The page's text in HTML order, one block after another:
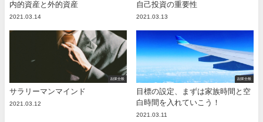
内的資産と外的資産
2021.03.14
自己投資の重要性
2021.03.13
副業全般
サラリーマンマインド
2021.03.12
副業全般
目標の設定、まずは家族時間と空
白時間を入れていこう！
2021.03.11